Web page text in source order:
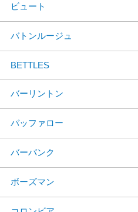
ビュート
バトンルージュ
BETTLES
バーリントン
バッファロー
バーバンク
ボーズマン